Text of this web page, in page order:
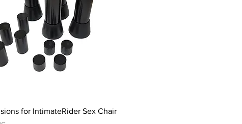
for IntimateRider Sex Chair